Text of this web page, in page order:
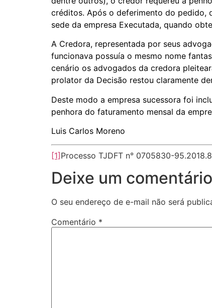
créditos. Após o deferimento do pedido,
sede da empresa Executada, quando
A Credora, representada por seus
funcionava possuía o mesmo nome
cenário os advogados da credora
prolator da Decisão restou claramente
Deste modo a empresa sucessora foi
penhora do faturamento mensal da
Luis Carlos Moreno
[1]Processo TJDFT n° 0705830-
Deixe um comentário
O seu endereço de e-mail não será
Comentário *